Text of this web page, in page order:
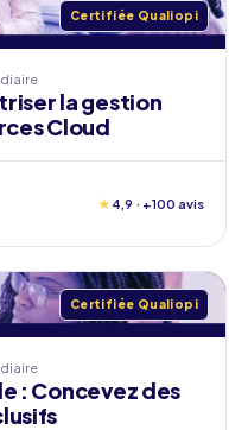
Certifiée Qualiopi
la gestion
Cloud
★ 4,9 · +100 avis
Certifiée Qualiopi
: Concevez des